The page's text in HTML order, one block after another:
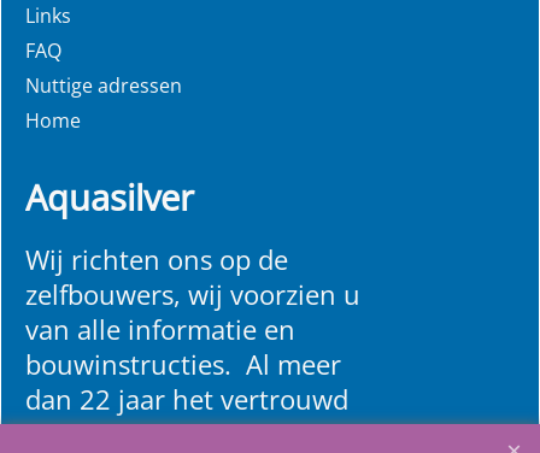
Links
FAQ
Nuttige adressen
Home
Aquasilver
Wij richten ons op de
zelfbouwers, wij voorzien u
van alle informatie en
bouwinstructies. Al meer
dan 22 jaar het vertrouwd
adres zwembaden en